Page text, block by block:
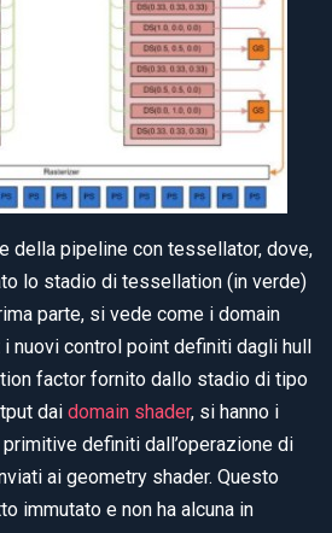
della pipeline con tessellator, dove,
lo stadio di tessellation (in verde)
parte, si vede come i domain
i nuovi control point definiti dagli hull
factor fornito dallo stadio di tipo
dai domain shader, si hanno i
definiti dall’operazione di
ai geometry shader. Questo
immutato e non ha alcuna in